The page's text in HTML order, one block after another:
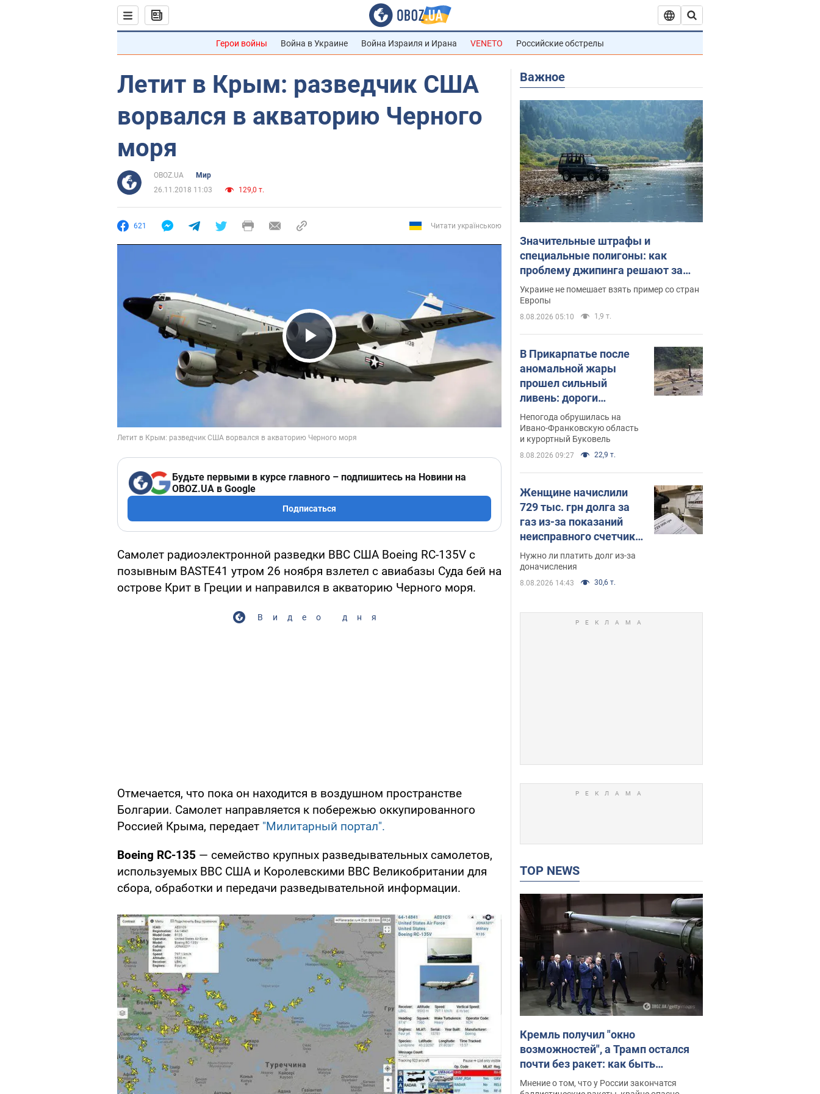
Герои войны Война в Украине Война Израиля и Ирана VENETO Российские обстрелы
Летит в Крым: разведчик США
ворвался в акваторию Черного
моря
OBOZ.UA
Мир
26.11.2018 11:03
129,0 т.
621 Читати українською
Play Video
Будьте первыми в курсе главного – подпишитесь на Новини на
OBOZ.UA в Google
Подписаться
Самолет радиоэлектронной разведки ВВС США Boeing RC-135V с
позывным BASTE41 утром 26 ноября взлетел с авиабазы ​​Суда бей на
острове Крит в Греции и направился в акваторию Черного моря.
Видео дня
Отмечается, что пока он находится в воздушном пространстве
Болгарии. Самолет направляется к побережью оккупированного
Россией Крыма, передает "Милитарный портал".
Boeing RC-135 — семейство крупных разведывательных самолетов,
используемых ВВС США и Королевскими ВВС Великобритании для
сбора, обработки и передачи разведывательной информации.
Важное
Значительные штрафы и
специальные полигоны: как
проблему джипинга решают за
границей
Украине не помешает взять пример со стран
Европы
8.08.2026 05:10 1,9 т.
В Прикарпатье после
аномальной жары
прошел сильный
ливень: дороги
превратились в реки.
Видео
Непогода обрушилась на
Ивано-Франковскую область
и курортный Буковель
8.08.2026 09:27 22,9 т.
Женщине начислили
729 тыс. грн долга за
газ из-за показаний
неисправного счетчика:
судья вынес
неожиданное решение
Нужно ли платить долг из-за
доначисления
8.08.2026 14:43 30,6 т.
TOP NEWS
Кремль получил "окно
возможностей", а Трамп остался
почти без ракет: как быть
Украине? Интервью с Мельником
Мнение о том, что у России закончатся